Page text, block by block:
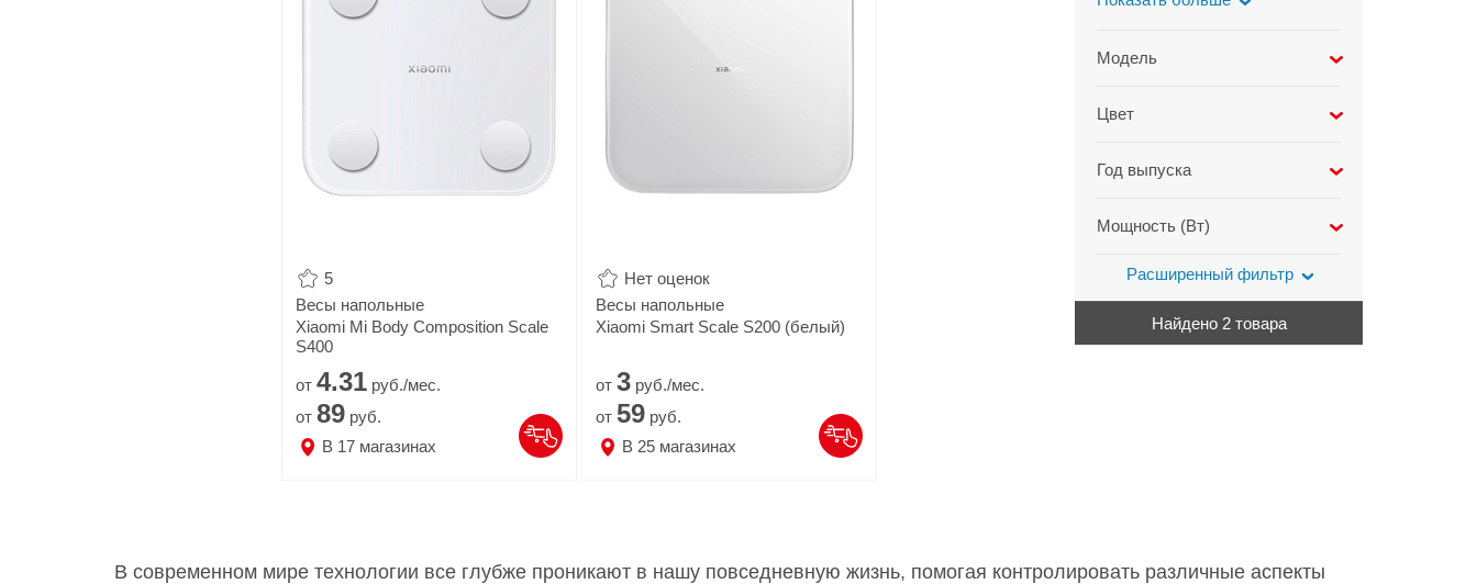
5
Весы напольные
Xiaomi Mi Body Composition Scale
S400
от 4.31руб./мес.
от 89руб.
В 17магазинах
Нет оценок
Весы напольные
Xiaomi Smart Scale S200 (белый)
от 3 руб./мес.
от 59 руб.
В 25 магазинах
Модель
Mi Body Composition
Scale S400
Mi Smart Scale S200
Цвет
Белый
Год выпуска
2024 1
Мощность (Вт)
Расширенный фильтр
Найдено 2 товара
В современном мире технологии все глубже проникают в нашу повседневную жизнь, помогая контролировать различные аспекты